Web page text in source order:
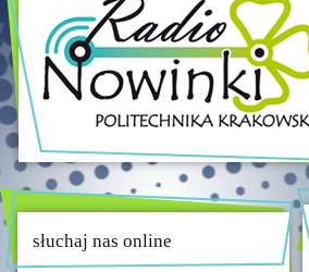
słuchaj nas online